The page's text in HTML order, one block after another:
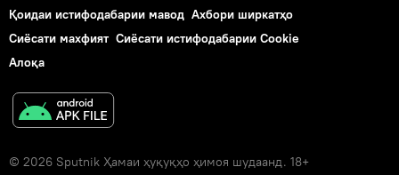
Қоидаи истифодабарии мавод Ахбори ширкатҳо
Сиёсати махфият Сиёсати истифодабарии Cookie
Алоқа
© 2026 Sputnik Ҳамаи ҳуқуқҳо ҳимоя шудаанд. 18+